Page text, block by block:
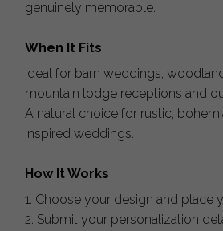
genuinely memorable.
When It Fits
Ideal for barn weddings,
mountain lodge receptions and
A natural choice for rustic,
inspired weddings.
How It Works
1. Choose your design and place
2. Submit your personalization